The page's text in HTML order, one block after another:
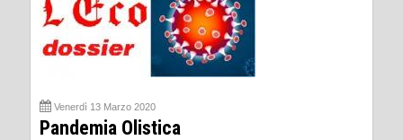
Venerdì 13 Marzo 2020
Pandemia Olistica